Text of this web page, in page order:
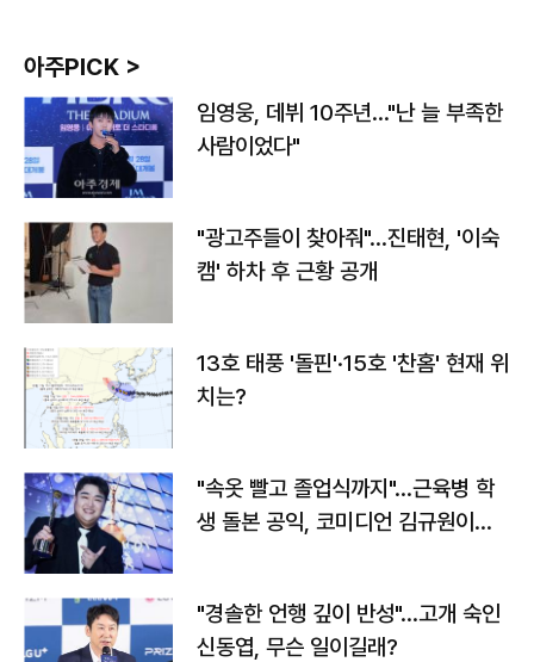
아주PICK >
임영웅, 데뷔 10주년…"난 늘 부족한
사람이었다"
"광고주들이 찾아줘"…진태현, '이숙
캠' 하차 후 근황 공개
13호 태풍 '돌핀'·15호 '찬홈' 현재 위
치는?
"속옷 빨고 졸업식까지"…근육병 학
생 돌본 공익, 코미디언 김규원이었
"경솔한 언행 깊이 반성"…고개 숙인
신동엽, 무슨 일이길래?